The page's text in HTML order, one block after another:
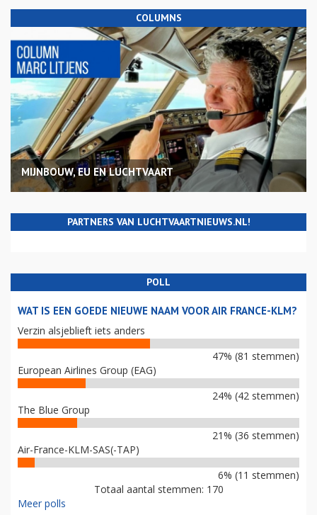
COLUMNS
MIJNBOUW, EU EN LUCHTVAART
PARTNERS VAN LUCHTVAARTNIEUWS.NL!
POLL
WAT IS EEN GOEDE NIEUWE NAAM VOOR AIR FRANCE-KLM?
Verzin alsjeblieft iets anders
47% (81 stemmen)
European Airlines Group (EAG)
24% (42 stemmen)
The Blue Group
21% (36 stemmen)
Air-France-KLM-SAS(-TAP)
6% (11 stemmen)
Totaal aantal stemmen: 170
Meer polls